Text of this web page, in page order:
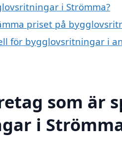
i Strömma?
priset på
för bygglovsritningar i
som är
i